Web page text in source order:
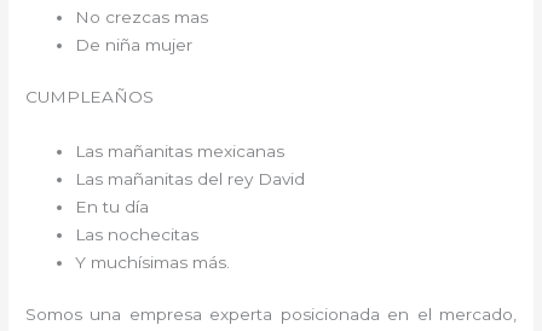
No crezcas mas
De niña mujer
CUMPLEAÑOS
Las mañanitas mexicanas
Las mañanitas del rey David
En tu día
Las nochecitas
Y muchísimas más.
Somos una empresa experta posicionada en el mercado,